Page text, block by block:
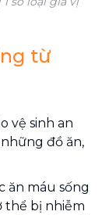
từ
vệ sinh an
đồ ăn,
ăn máu sống
thể bị nhiễm